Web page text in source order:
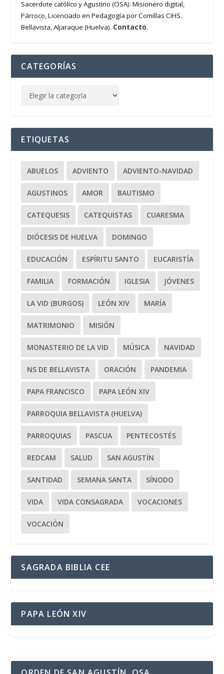
Sacerdote católico y Agustino (OSA). Misionero digital,
Párroco, Licenciado en Pedagogía por Comillas CIHS.
Bellavista, Aljaraque (Huelva). Contacto.
CATEGORÍAS
ETIQUETAS
ABUELOS ADVIENTO ADVIENTO-NAVIDAD
AGUSTINOS AMOR BAUTISMO
CATEQUESIS CATEQUISTAS CUARESMA
DIÓCESIS DE HUELVA DOMINGO
EDUCACIÓN ESPÍRITU SANTO EUCARISTÍA
FAMILIA FORMACIÓN IGLESIA JÓVENES
LA VID (BURGOS) LEÓN XIV MARÍA
MATRIMONIO MISIÓN
MONASTERIO DE LA VID MÚSICA NAVIDAD
NS DE BELLAVISTA ORACIÓN PANDEMIA
PAPA FRANCISCO PAPA LEÓN XIV
PARROQUIA BELLAVISTA (HUELVA)
PARROQUIAS PASCUA PENTECOSTÉS
REDCAM SALUD SAN AGUSTÍN
SANTIDAD SEMANA SANTA SÍNODO
VIDA VIDA CONSAGRADA VOCACIONES
VOCACIÓN
SAGRADA BIBLIA CEE
PAPA LEÓN XIV